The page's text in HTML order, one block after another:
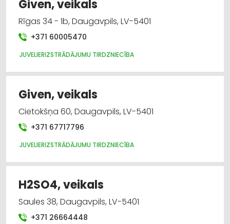
Given, veikals
Rīgas 34 - 1b, Daugavpils, LV-5401
+371 60005470
JUVELIERIZSTRĀDĀJUMU TIRDZNIECĪBA
Given, veikals
Cietokšņa 60, Daugavpils, LV-5401
+371 67717796
JUVELIERIZSTRĀDĀJUMU TIRDZNIECĪBA
H2SO4, veikals
Saules 38, Daugavpils, LV-5401
+371 26664448